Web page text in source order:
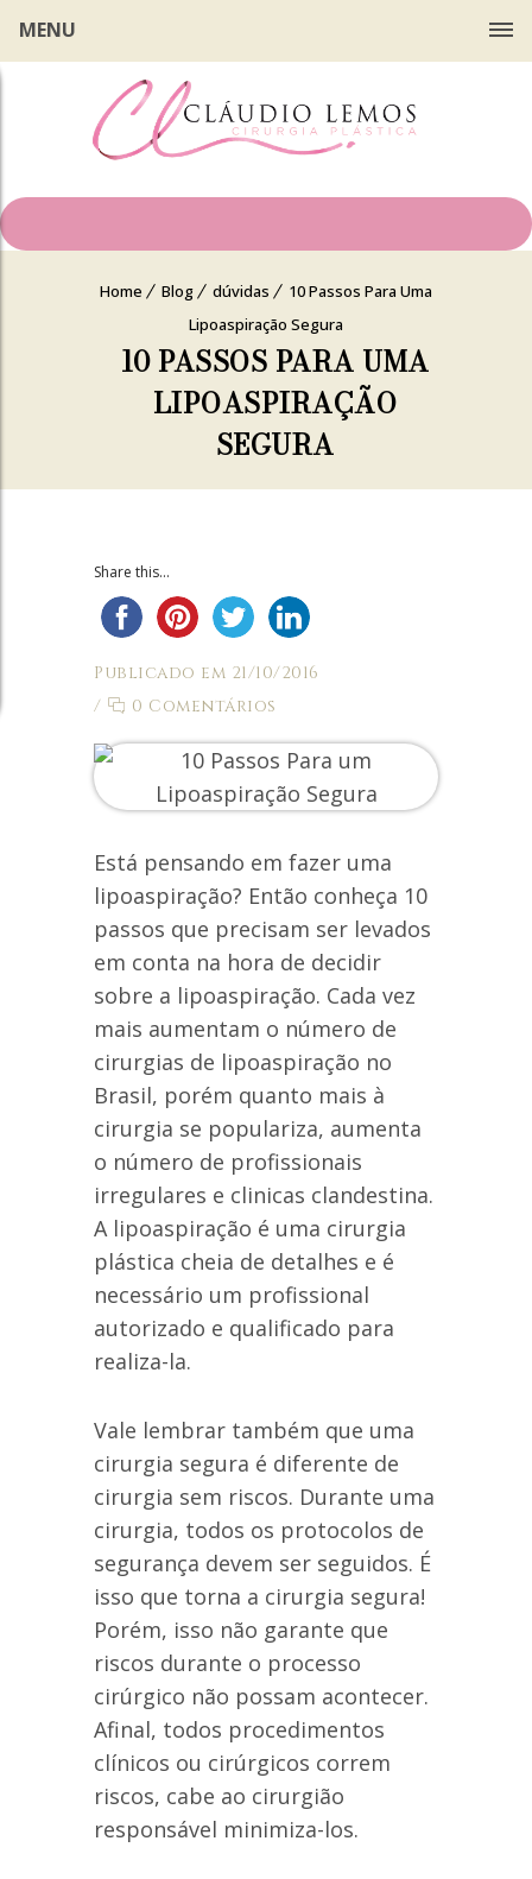
MENU
Home Blog dúvidas
10 Passos Para Uma
Lipoaspiração Segura
10 PASSOS PARA UMA
LIPOASPIRAÇÃO
SEGURA
Share this...
Publicado em 21/10/2016
/
0 Comentários
Está pensando em fazer uma
lipoaspiração? Então conheça 10
passos que precisam ser levados
em conta na hora de decidir
sobre a lipoaspiração. Cada vez
mais aumentam o número de
cirurgias de lipoaspiração no
Brasil, porém quanto mais à
cirurgia se populariza, aumenta
o número de profissionais
irregulares e clinicas clandestina.
A lipoaspiração é uma cirurgia
plástica cheia de detalhes e é
necessário um profissional
autorizado e qualificado para
realiza-la.
Vale lembrar também que uma
cirurgia segura é diferente de
cirurgia sem riscos. Durante uma
cirurgia, todos os protocolos de
segurança devem ser seguidos. É
isso que torna a cirurgia segura!
Porém, isso não garante que
riscos durante o processo
cirúrgico não possam acontecer.
Afinal, todos procedimentos
clínicos ou cirúrgicos correm
riscos, cabe ao cirurgião
responsável minimiza-los.